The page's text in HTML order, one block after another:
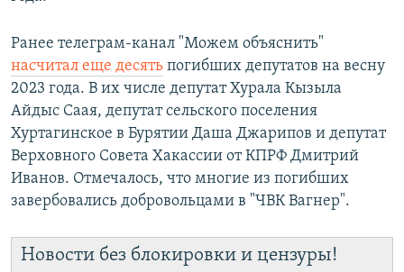
Ранее телеграм-канал "Можем объяснить"
насчитал еще десять погибших депутатов на весну
2023 года. В их числе депутат Хурала Кызыла
Айдыс Саая, депутат сельского поселения
Хуртагинское в Бурятии Даша Джарипов и депутат
Верховного Совета Хакассии от КПРФ Дмитрий
Иванов. Отмечалось, что многие из погибших
завербовались добровольцами в "ЧВК Вагнер".
Новости без блокировки и цензуры!